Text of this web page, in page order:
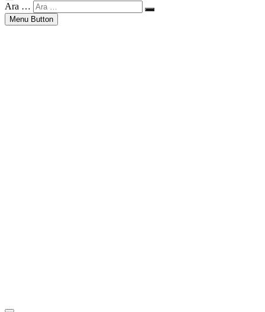
Ara …
Menu Button